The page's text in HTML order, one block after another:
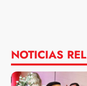
NOTICIAS